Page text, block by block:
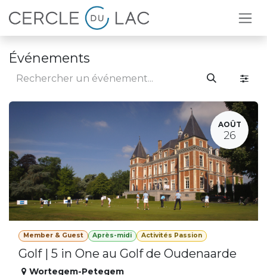
Se rendre au contenu
Événements
AOÛT
26
Member & Guest Après-midi Activités Passion
Golf | 5 in One au Golf de Oudenaarde
Wortegem-Petegem